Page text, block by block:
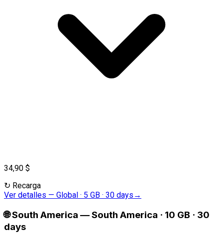
34,90 $
↻ Recarga
Ver detalles — Global · 5 GB · 30 days →
🌐South America —South America · 10 GB · 30
days